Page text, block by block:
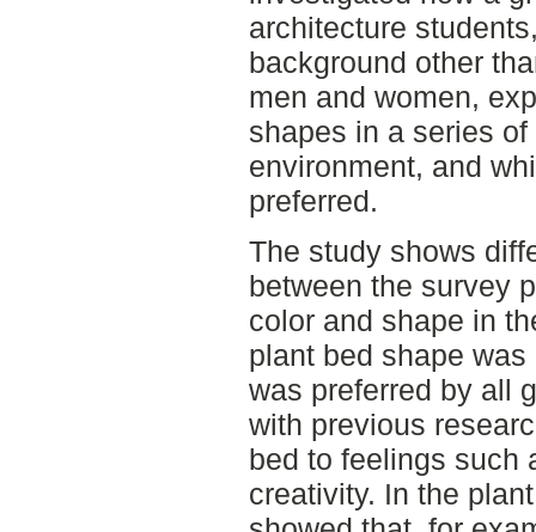
architecture
background other
men and women,
shapes in a series
environment, and
preferred.
The study shows
between the survey
color and shape in
plant bed shape
was preferred by all
with previous
bed to feelings such
creativity. In the